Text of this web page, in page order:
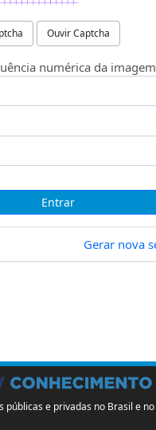
Ouvir Captcha
numérica da imagem
Gerar nova
públicas e privadas no Brasil e